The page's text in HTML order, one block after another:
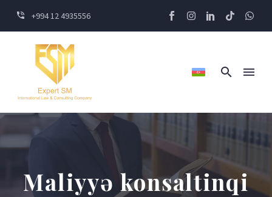
+994 12 4935556
Maliyyə konsaltinqi